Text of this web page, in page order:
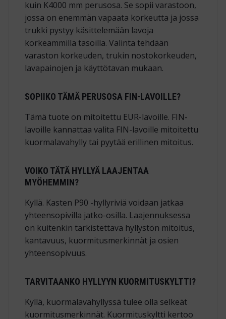
kuin K4000 mm perusosa. Se sopii varastoon,
jossa on enemmän vapaata korkeutta ja jossa
trukki pystyy käsittelemään lavoja
korkeammilla tasoilla. Valinta tehdään
varaston korkeuden, trukin nostokorkeuden,
lavapainojen ja käyttötavan mukaan.
SOPIIKO TÄMÄ PERUSOSA FIN-LAVOILLE?
Tämä tuote on mitoitettu EUR-lavoille. FIN-
lavoille kannattaa valita FIN-lavoille mitoitettu
kuormalavahylly tai pyytää erillinen mitoitus.
VOIKO TÄTÄ HYLLYÄ LAAJENTAA
MYÖHEMMIN?
Kyllä. Kasten P90 -hyllyriviä voidaan jatkaa
yhteensopivilla jatko-osilla. Laajennuksessa
on kuitenkin tarkistettava hyllystön mitoitus,
kantavuus, kuormitusmerkinnät ja osien
yhteensopivuus.
TARVITAANKO HYLLYYN KUORMITUSKYLTTI?
Kyllä, kuormalavahyllyssä tulee olla selkeät
kuormitusmerkinnät. Kuormituskyltti kertoo